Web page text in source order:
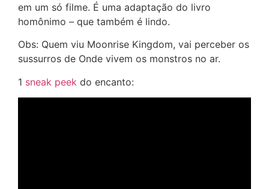
em um só filme. É uma adaptação do livro
homônimo – que também é lindo.
Obs: Quem viu Moonrise Kingdom, vai perceber os
sussurros de Onde vivem os monstros no ar.
1 sneak peek do encanto: